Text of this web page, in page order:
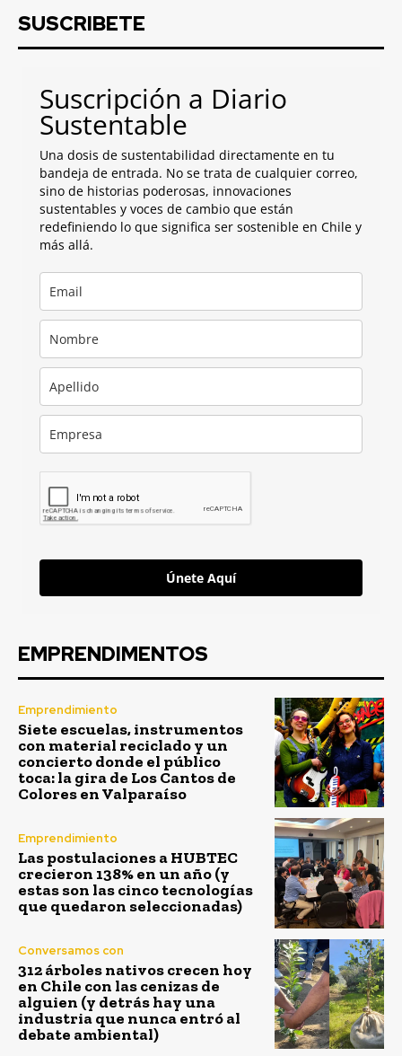
SUSCRIBETE
Suscripción a Diario
Sustentable
Una dosis de sustentabilidad directamente en tu
bandeja de entrada. No se trata de cualquier correo,
sino de historias poderosas, innovaciones
sustentables y voces de cambio que están
redefiniendo lo que significa ser sostenible en Chile y
más allá.
Únete Aquí
EMPRENDIMENTOS
Emprendimiento
Siete escuelas, instrumentos
con material reciclado y un
concierto donde el público
toca: la gira de Los Cantos de
Colores en Valparaíso
Emprendimiento
Las postulaciones a HUBTEC
crecieron 138% en un año (y
estas son las cinco tecnologías
que quedaron seleccionadas)
Conversamos con
312 árboles nativos crecen hoy
en Chile con las cenizas de
alguien (y detrás hay una
industria que nunca entró al
debate ambiental)